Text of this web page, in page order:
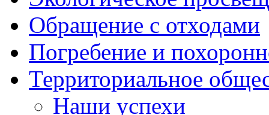
Обращение с отходами
Погребение и
Территориальное
Наши успехи